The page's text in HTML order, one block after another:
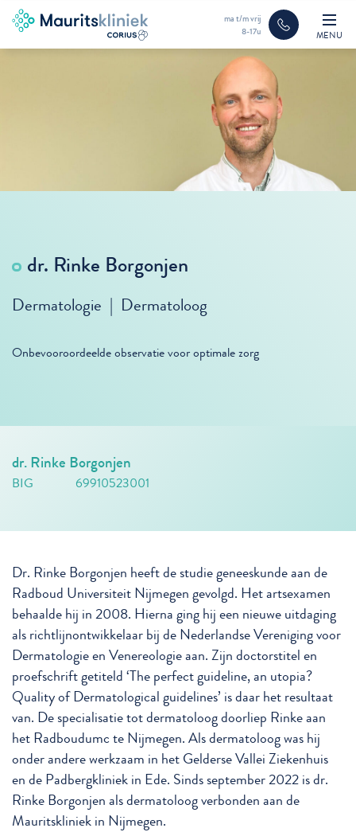
ma t/m vrij
8-17u
MENU
dr. Rinke Borgonjen
Dermatologie | Dermatoloog
Onbevooroordeelde observatie voor optimale zorg
dr. Rinke Borgonjen
BIG 69910523001
Dr. Rinke Borgonjen heeft de studie geneeskunde aan de
Radboud Universiteit Nijmegen gevolgd. Het artsexamen
behaalde hij in 2008. Hierna ging hij een nieuwe uitdaging
als richtlijnontwikkelaar bij de Nederlandse Vereniging voor
Dermatologie en Venereologie aan. Zijn doctorstitel en
proefschrift getiteld ‘The perfect guideline, an utopia?
Quality of Dermatological guidelines’ is daar het resultaat
van. De specialisatie tot dermatoloog doorliep Rinke aan
het Radboudumc te Nijmegen. Als dermatoloog was hij
onder andere werkzaam in het Gelderse Vallei Ziekenhuis
en de Padbergkliniek in Ede. Sinds september 2022 is dr.
Rinke Borgonjen als dermatoloog verbonden aan de
Mauritskliniek in Nijmegen.